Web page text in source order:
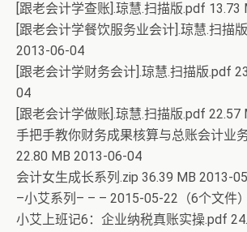
[跟老会计学查账].琼慧.扫描版.pdf
[跟老会计学餐饮服务业会计].琼慧.扫描
2013-06-04
[跟老会计学财务会计].琼慧.扫描版.pdf
04
[跟老会计学做账].琼慧.扫描版.pdf
手把手教你财务成果核算与总账会计业
22.80 MB 2013-06-04
会计女生成长系列.zip 36.39 MB 2013-
–小艾系列– – – 2015-05-22（6个文件）
小艾上班记6：企业纳税真账实操.pdf